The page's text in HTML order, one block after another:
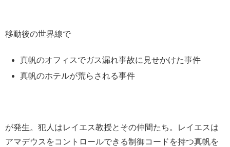
移動後の世界線で
真帆のオフィスでガス漏れ事故に見せかけた事件
真帆のホテルが荒らされる事件
が発生。犯人はレイエス教授とその仲間たち。レイエスは
アマデウスをコントロールできる制御コードを持つ真帆を